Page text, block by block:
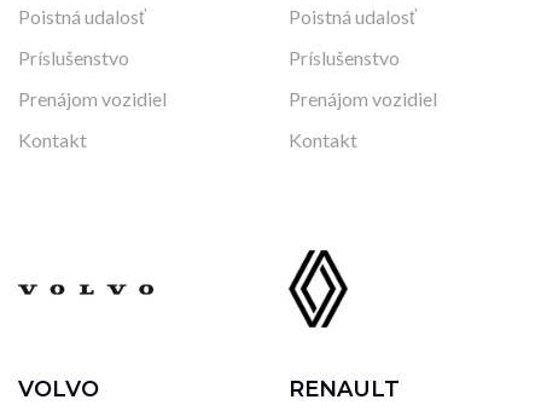
Poistná udalosť
Príslušenstvo
Prenájom vozidiel
Kontakt
Poistná udalosť
Príslušenstvo
Prenájom vozidiel
Kontakt
VOLVO RENAULT